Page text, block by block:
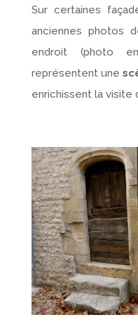
Sur certaines
anciennes photos
endroit (photo
représentent une
enrichissent la visite